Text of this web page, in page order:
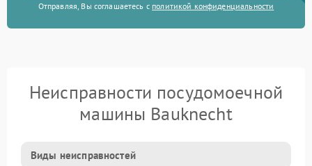
Отправляя, Вы соглашаетесь с политикой конфиденциальности
Неисправности посудомоечной
машины Bauknecht
Виды неисправностей